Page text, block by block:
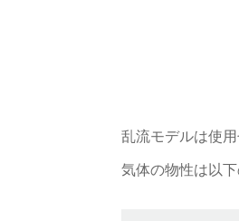
乱流モデルは使
気体の物性は以